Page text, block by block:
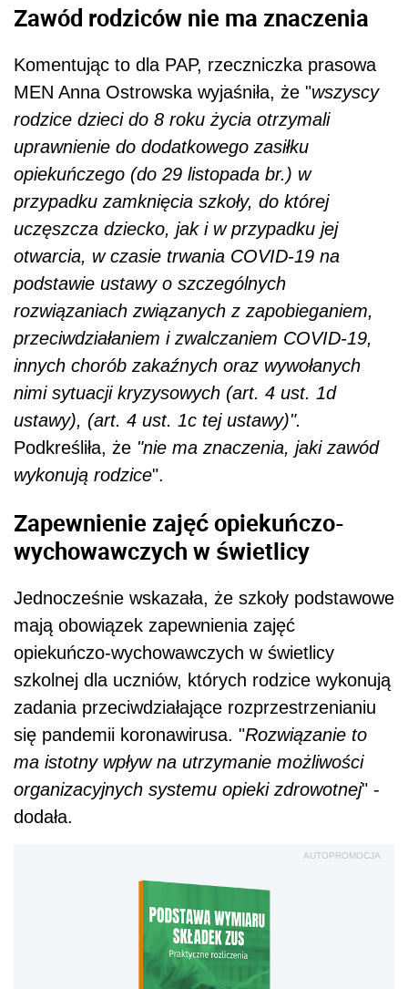
Zawód rodziców nie ma znaczenia
Komentując to dla PAP, rzeczniczka prasowa
MEN Anna Ostrowska wyjaśniła, że "wszyscy
rodzice dzieci do 8 roku życia otrzymali
uprawnienie do dodatkowego zasiłku
opiekuńczego (do 29 listopada br.) w
przypadku zamknięcia szkoły, do której
uczęszcza dziecko, jak i w przypadku jej
otwarcia, w czasie trwania COVID-19 na
podstawie ustawy o szczególnych
rozwiązaniach związanych z zapobieganiem,
przeciwdziałaniem i zwalczaniem COVID-19,
innych chorób zakaźnych oraz wywołanych
nimi sytuacji kryzysowych (art. 4 ust. 1d
ustawy), (art. 4 ust. 1c tej ustawy)".
Podkreśliła, że "nie ma znaczenia, jaki zawód
wykonują rodzice".
Zapewnienie zajęć opiekuńczo-
wychowawczych w świetlicy
Jednocześnie wskazała, że szkoły podstawowe
mają obowiązek zapewnienia zajęć
opiekuńczo-wychowawczych w świetlicy
szkolnej dla uczniów, których rodzice wykonują
zadania przeciwdziałające rozprzestrzenianiu
się pandemii koronawirusa. "Rozwiązanie to
ma istotny wpływ na utrzymanie możliwości
organizacyjnych systemu opieki zdrowotnej" -
dodała.
AUTOPROMOCJA